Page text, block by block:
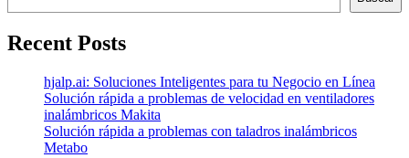
Recent Posts
hjalp.ai: Soluciones Inteligentes para tu Negocio en Línea
Solución rápida a problemas de velocidad en ventiladores
inalámbricos Makita
Solución rápida a problemas con taladros inalámbricos
Metabo